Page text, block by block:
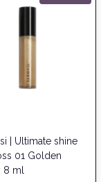
| Ultimate shine
01 Golden
8 ml